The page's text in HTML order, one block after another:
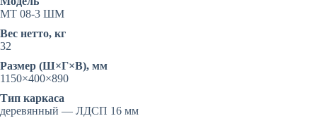
МТ 08-3 ШМ
Вес нетто, кг
32
Размер (Ш×Г×В), мм
1150×400×890
Тип каркаса
деревянный — ЛДСП 16 мм